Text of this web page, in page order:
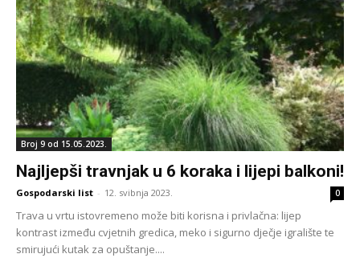
Broj 9 od 15.05.2023.
Najljepši travnjak u 6 koraka i lijepi balkoni!
Gospodarski list - 12. svibnja 2023. 0
Trava u vrtu istovremeno može biti korisna i privlačna: lijep
kontrast između cvjetnih gredica, meko i sigurno dječje igralište te
smirujući kutak za opuštanje....